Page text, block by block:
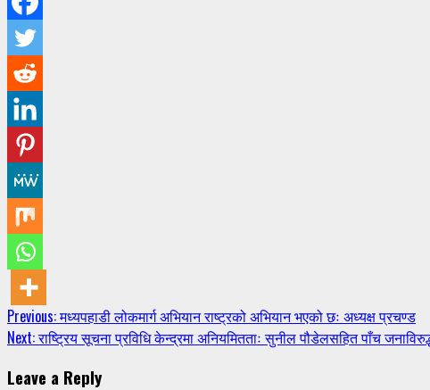
Continue
Reading
Previous:मध्यपहाडी लोकमार्ग अभियान राष्ट्रको अभियान भएको छः अध्यक्ष प्रचण्ड
Next:राष्ट्रिय सूचना प्रविधि केन्द्रमा अनियमितताः सुनील पौडेलसहित पाँच जनाविरुद्ध
Leave a Reply